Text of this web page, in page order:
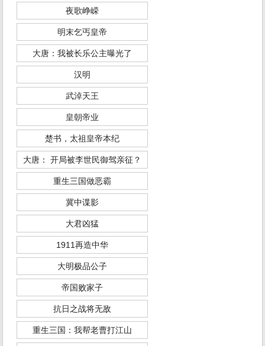
夜歌峥嵘
明末乞丐皇帝
大唐：我被长乐公主曝光了
汉明
武淖天王
皇朝帝业
楚书，太祖皇帝本纪
大唐： 开局被李世民御驾亲征？
重生三国做恶霸
冀中谍影
大君凶猛
1911再造中华
大明极品公子
帝国败家子
抗日之战将无敌
重生三国：我帮老曹打江山